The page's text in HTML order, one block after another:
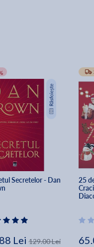
Secretelor - Dan
Lei 129.00 Lei
25